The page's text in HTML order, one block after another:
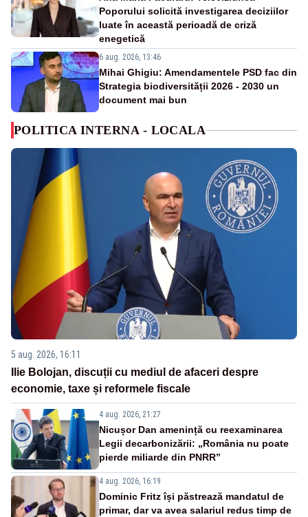
Poporului solicită investigarea deciziilor
luate în această perioadă de criză
enegetică
6 aug. 2026, 13:46
Mihai Ghigiu: Amendamentele PSD fac din
Strategia biodiversității 2026 - 2030 un
document mai bun
POLITICA INTERNA - LOCALA
5 aug. 2026, 16:11
Ilie Bolojan, discuții cu mediul de afaceri despre
economie, taxe și reformele fiscale
4 aug. 2026, 21:27
Nicușor Dan amenință cu reexaminarea
Legii decarbonizării: „România nu poate
pierde miliarde din PNRR”
4 aug. 2026, 16:19
Dominic Fritz își păstrează mandatul de
primar, dar va avea salariul redus timp de